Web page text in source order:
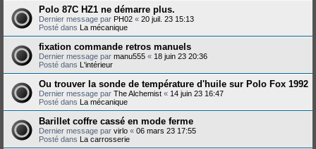
Polo 87C HZ1 ne démarre plus.
Dernier message par PH02 « 20 juil. 23 15:13
Posté dans La mécanique
fixation commande retros manuels
Dernier message par manu555 « 18 juin 23 20:36
Posté dans L'intérieur
Ou trouver la sonde de température d'huile sur Polo Fox 1992
Dernier message par The Alchemist « 14 juin 23 16:47
Posté dans La mécanique
Barillet coffre cassé en mode ferme
Dernier message par virlo « 06 mars 23 17:55
Posté dans La carrosserie